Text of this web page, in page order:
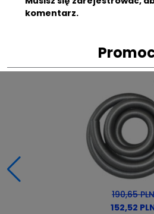
komentarz.
585,00 PLN
561,60